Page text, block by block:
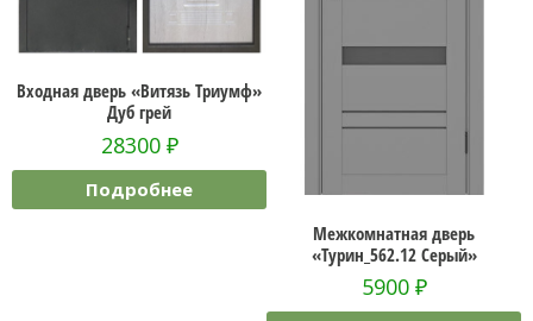
дверь «Витязь Триумф»
Дуб грей
28300₽
Подробнее
Межкомнатная дверь
«Турин_562.12 Серый»
₽